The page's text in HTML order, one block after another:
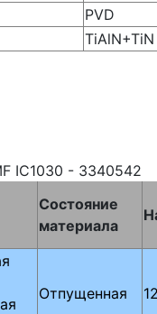
PVD
TiAlN+TiN
IC1030 - 3340542
Состояние
материала
Отпущенная